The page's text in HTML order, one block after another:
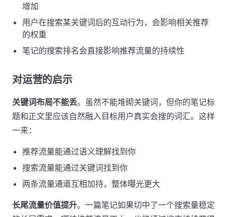
增加
用户在搜索某关键词后的互动行为，会影响相关推荐
的权重
笔记的搜索排名会直接影响推荐流量的持续性
对运营的启示
关键词布局不能丢。虽然不能堆砌关键词，但你的笔记标
题和正文里应该自然融入目标用户真实会搜的词汇。这样
一来：
推荐流量能通过语义理解找到你
搜索流量能通过关键词找到你
两条流量通道互相加持，整体曝光更大
长尾流量价值提升。一篇笔记如果切中了一个搜索量稳定